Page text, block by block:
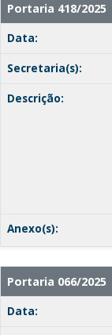
Portaria 418/2025
Data:
Secretaria(s):
Descrição:
Anexo(s):
Portaria 066/2025
Data: